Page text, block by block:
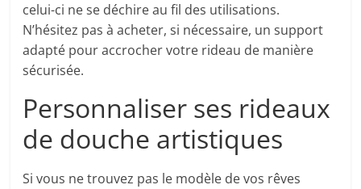
celui-ci ne se déchire au fil des utilisations.
N’hésitez pas à acheter, si nécessaire, un support
adapté pour accrocher votre rideau de manière
sécurisée.
Personnaliser ses rideaux
de douche artistiques
Si vous ne trouvez pas le modèle de vos rêves